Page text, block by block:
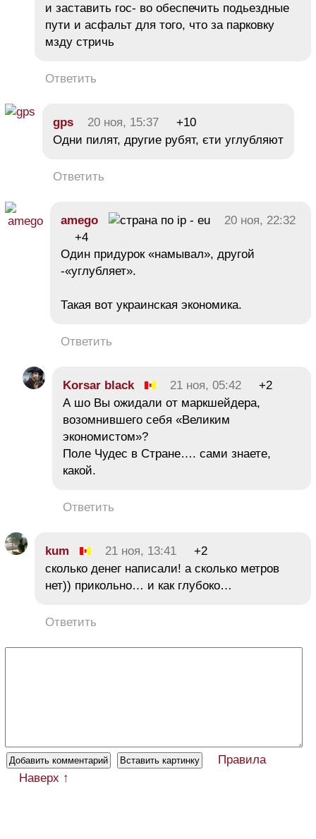
и заставить гос- во обеспечить подьездные
пути и асфальт для того, что за парковку
мзду стричь
Ответить
gps 20 ноя, 15:37
+10
Одни пилят, другие рубят, єти углубляют
Ответить
amego
20 ноя, 22:32
+4
Один придурок «намывал», другой
-«углубляет».
Такая вот украинская экономика.
Ответить
Korsar black 21 ноя, 05:42
+2
А шо Вы ожидали от маркшейдера,
возомнившего себя «Великим
экономистом»?
Поле Чудес в Стране…. сами знаете,
какой.
Ответить
kum 21 ноя, 13:41
+2
сколько денег написали! а сколько метров
нет)) прикольно… и как глубоко…
Ответить
Правила
Наверх ↑